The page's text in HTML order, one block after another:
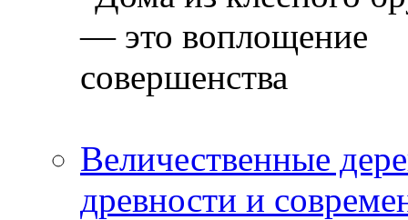
Величественные
древности и